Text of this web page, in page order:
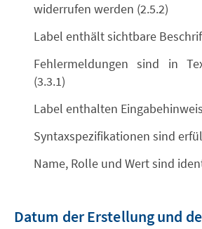
widerrufen werden (2.5.2)
Label enthält sichtbare
Fehlermeldungen sind in
(3.3.1)
Label enthalten
Syntaxspezifikationen sind
Name, Rolle und Wert sind
Datum der Erstellung und